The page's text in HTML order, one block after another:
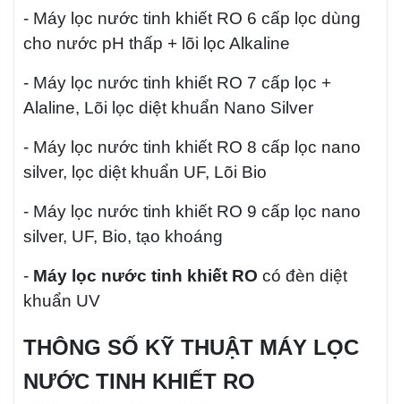
- Máy lọc nước tinh khiết RO 6 cấp lọc dùng
cho nước pH thấp + lõi lọc Alkaline
- Máy lọc nước tinh khiết RO 7 cấp lọc +
Alaline, Lõi lọc diệt khuẩn Nano Silver
- Máy lọc nước tinh khiết RO 8 cấp lọc nano
silver, lọc diệt khuẩn UF, Lõi Bio
- Máy lọc nước tinh khiết RO 9 cấp lọc nano
silver, UF, Bio, tạo khoáng
- Máy lọc nước tinh khiết RO có đèn diệt
khuẩn UV
THÔNG SỐ KỸ THUẬT MÁY LỌC
NƯỚC TINH KHIẾT RO